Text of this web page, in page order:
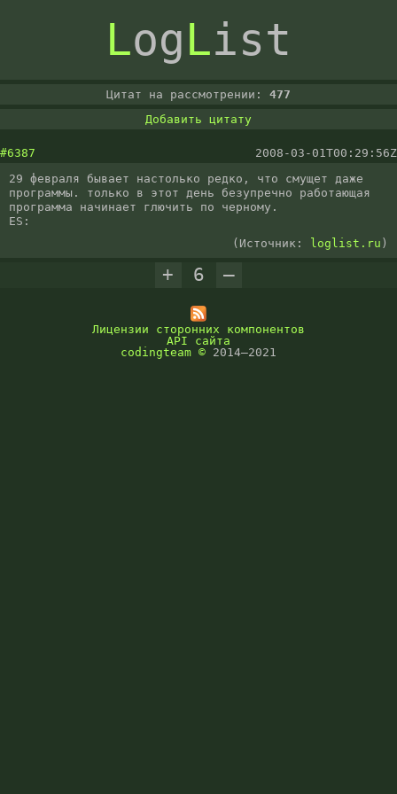
LogList
Цитат на рассмотрении: 477
Добавить цитату
#6387
2008-03-01T00:29:56Z
29 февраля бывает настолько редко, что смущет даже
программы. только в этот день безупречно работающая
программа начинает глючить по черному.
ES:
(Источник:
loglist.ru )
+ 6 –
Лицензии сторонних компонентов
API сайта
codingteam © 2014–2021